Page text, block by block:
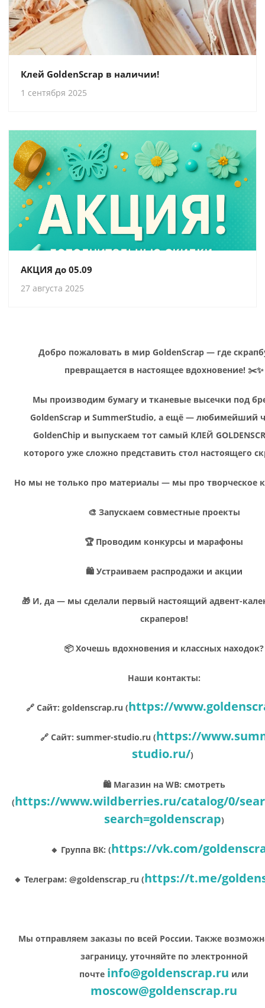
Клей GoldenScrap в наличии!
1 сентября 2025
АКЦИЯ до 05.09
27 августа 2025
Добро пожаловать в мир GoldenScrap — где
превращается в настоящее вдохновение! ✂️✨
Мы производим бумагу и тканевые высечки под
GoldenScrap и SummerStudio, а ещё — любимейший
GoldenChip и выпускаем тот самый КЛЕЙ
которого уже сложно представить стол настоящего
Но мы не только про материалы — мы про творческое
🎨 Запускаем совместные проекты
🏆 Проводим конкурсы и марафоны
🛍 Устраиваем распродажи и акции
🎁 И, да — мы сделали первый настоящий адвент-
скраперов!
📦 Хочешь вдохновения и классных находок?
Наши контакты:
🔗 Сайт: goldenscrap.ru (https://
🔗 Сайт: summer-studio.ru (https://
studio.ru/)
🛍 Магазин на WB: смотреть
(https://www.wildberries.ru/catalog/0/
search=goldenscrap)
🔸 Группа ВК: (https://vk.com/
🔸 Телеграм: @goldenscrap_ru (https://t.me/
Мы отправляем заказы по всей России. Также
заграницу, уточняйте по электронной
почте info@goldenscrap.ru или
moscow@goldenscrap.ru